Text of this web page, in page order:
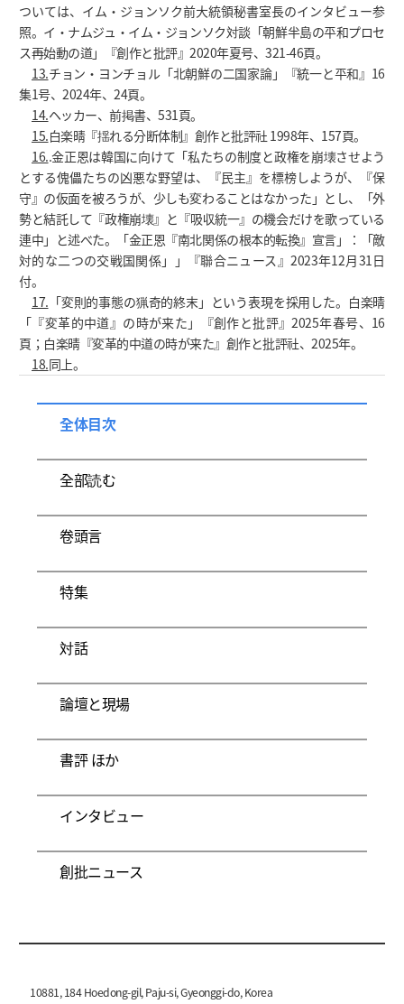
ついては、イム・ジョンソク前大統領秘書室長のインタビュー参
照。イ・ナムジュ・イム・ジョンソク対談「朝鮮半島の平和プロセ
ス再始動の道」『創作と批評』2020年夏号、321-46頁。
13.チョン・ヨンチョル「北朝鮮の二国家論」『統一と平和』16
集1号、2024年、24頁。
14.ヘッカー、前掲書、531頁。
15.白楽晴『揺れる分断体制』創作と批評社 1998年、157頁。
16..金正恩は韓国に向けて「私たちの制度と政権を崩壊させよう
とする傀儡たちの凶悪な野望は、『民主』を標榜しようが、『保
守』の仮面を被ろうが、少しも変わることはなかった」とし、「外
勢と結託して『政権崩壊』と『吸収統一』の機会だけを歌っている
連中」と述べた。「金正恩『南北関係の根本的転換』宣言」：「敵
対的な二つの交戦国関係」」『聯合ニュース』2023年12月31日
付。
17. 「変則的事態の猟奇的終末」という表現を採用した。白楽晴
「『変革的中道』の時が来た」『創作と批評』2025年春号、16
頁；白楽晴『変革的中道の時が来た』創作と批評社、2025年。
18.同上。
全体目次
全部読む
卷頭言
特集
対話
論壇と現場
書評 ほか
インタビュー
創批ニュース
10881, 184 Hoedong-gil, Paju-si, Gyeonggi-do, Korea